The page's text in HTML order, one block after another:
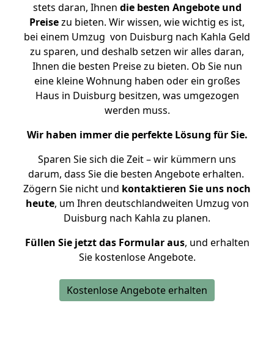
stets daran, Ihnen die besten Angebote und
Preisezu bieten. Wir wissen, wie wichtig es ist,
bei einem Umzug von Duisburg nach Kahla Geld
zu sparen, und deshalb setzen wir alles daran,
Ihnen die besten Preise zu bieten. Ob Sie nun
eine kleine Wohnung haben oder ein großes
Haus in Duisburg besitzen, was umgezogen
werden muss.
Wir haben immer die perfekte Lösung für Sie.
Sparen Sie sich die Zeit – wir kümmern uns
darum, dass Sie die besten Angebote erhalten.
Zögern Sie nicht und kontaktieren Sie uns noch
heute, um Ihren deutschlandweiten Umzug von
Duisburg nach Kahla zu planen.
Füllen Sie jetzt das Formular aus, und erhalten
Sie kostenlose Angebote.
Kostenlose Angebote erhalten